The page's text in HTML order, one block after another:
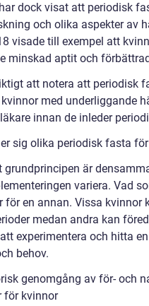
dock visat att periodisk
och olika aspekter av
visade till exempel att
minskad aptit och
att notera att periodisk
med underliggande
innan de inleder
sig olika periodisk fasta
grundprincipen är
variera. Vad
för en annan. Vissa kvinnor
medan andra kan
experimentera och hitta
behov.
genomgång av för- och
för kvinnor